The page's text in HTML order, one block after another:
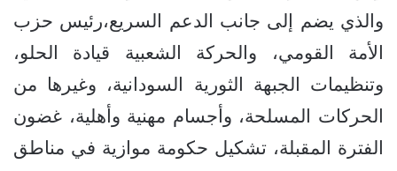
والذي يضم إلى جانب الدعم السريع،رئيس حزب
الأمة القومي، والحركة الشعبية قيادة الحلو،
وتنظيمات الجبهة الثورية السودانية، وغيرها من
الحركات المسلحة، وأجسام مهنية وأهلية، غضون
الفترة المقبلة، تشكيل حكومة موازية في مناطق